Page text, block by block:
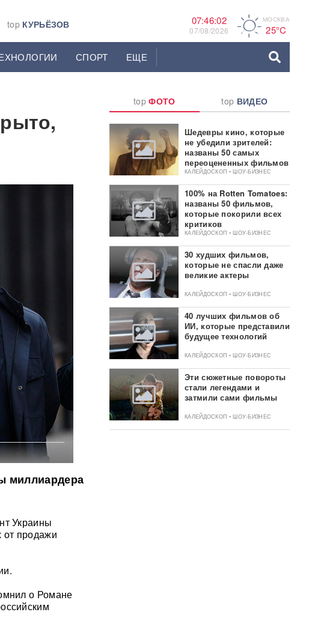
top КУРЬЁЗОВ 07:46:03
07/08/2026 A МОСКВА
25°C
СПОРТ ЕЩЕ
миллиардера
Украины
от продажи
о Романе
topФОТО top ВИДЕО
Шедевры кино, которые
не убедили зрителей:
названы 50 самых
переоцененных фильмов
КАЛЕЙДОСКОП • ШОУ-БИЗНЕС
100% на Rotten Tomatoes:
названы 50 фильмов,
которые покорили всех
критиков
КАЛЕЙДОСКОП • ШОУ-БИЗНЕС
30 худших фильмов,
которые не спасли даже
великие актеры
КАЛЕЙДОСКОП • ШОУ-БИЗНЕС
40 лучших фильмов об
ИИ, которые представили
будущее технологий
КАЛЕЙДОСКОП • ШОУ-БИЗНЕС
Эти сюжетные повороты
стали легендами и
затмили сами фильмы
КАЛЕЙДОСКОП • ШОУ-БИЗНЕС